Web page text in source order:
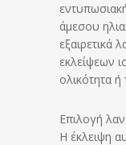
άμεσου
εξαιρετικά
εκλείψεων
ολικότητα ή
Επιλογή
Η έκλειψη